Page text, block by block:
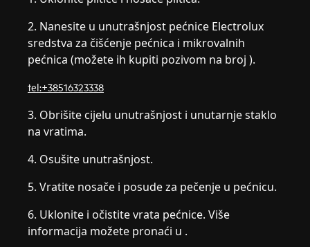
2. Nanesite u unutrašnjost pećnice Electrolux
sredstva za čišćenje pećnica i mikrovalnih
pećnica (možete ih kupiti pozivom na broj ).
tel:+38516323338
3. Obrišite cijelu unutrašnjost i unutarnje staklo
na vratima.
4. Osušite unutrašnjost.
5. Vratite nosače i posude za pečenje u pećnicu.
6. Uklonite i očistite vrata pećnice. Više
informacija možete pronaći u .